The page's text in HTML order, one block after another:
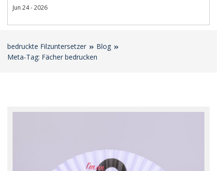
Jun 24 - 2026
bedruckte Filzuntersetzer
Blog
Meta-Tag: Fächer bedrucken